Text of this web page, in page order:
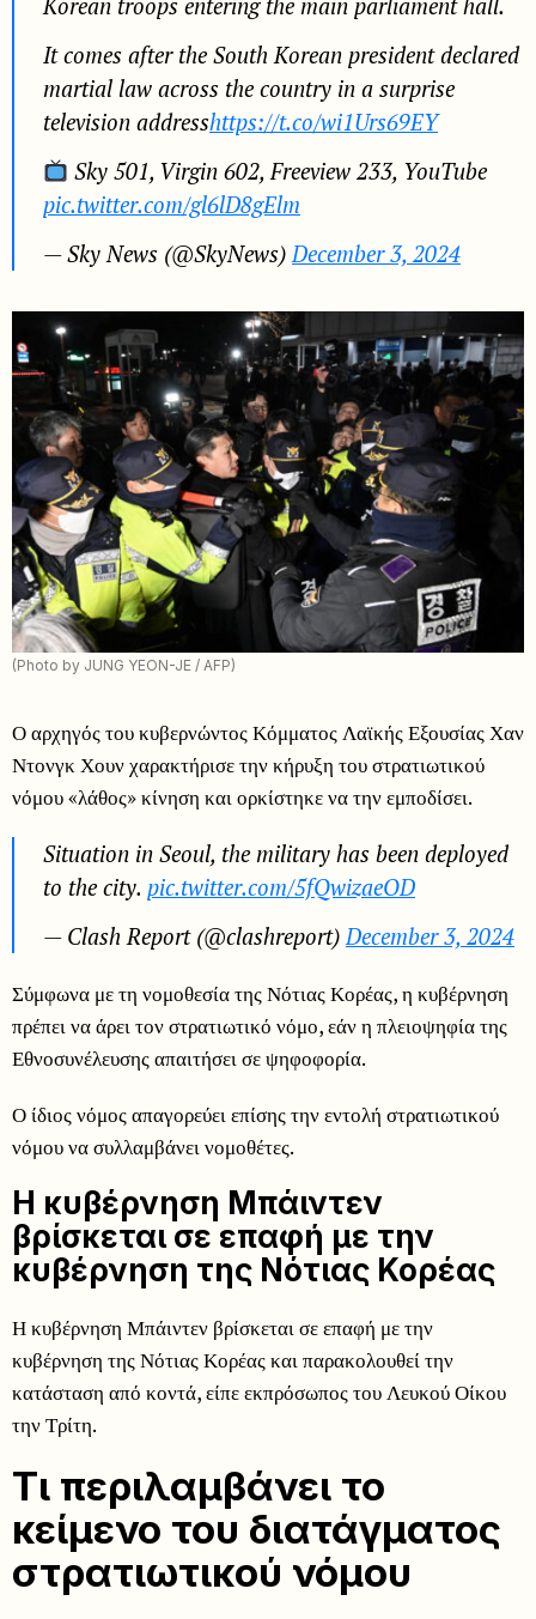
It comes after the South Korean president declared
martial law across the country in a surprise
television addresshttps://t.co/wi1Urs69EY
Sky 501, Virgin 602, Freeview 233, YouTube
pic.twitter.com/gl6lD8gElm
— Sky News (@SkyNews)December 3, 2024
(Photo by JUNG YEON-JE / AFP)
Ο αρχηγός του κυβερνώντος Κόμματος Λαϊκής Εξουσίας Χαν
Ντονγκ Χουν χαρακτήρισε την κήρυξη του στρατιωτικού
νόμου «λάθος» κίνηση και ορκίστηκε να την εμποδίσει.
Situation in Seoul, the military has been deployed
to the city. pic.twitter.com/5fQwizaeOD
— Clash Report (@clashreport)December 3, 2024
Σύμφωνα με τη νομοθεσία της Νότιας Κορέας, η κυβέρνηση
πρέπει να άρει τον στρατιωτικό νόμο, εάν η πλειοψηφία της
Εθνοσυνέλευσης απαιτήσει σε ψηφοφορία.
Ο ίδιος νόμος απαγορεύει επίσης την εντολή στρατιωτικού
νόμου να συλλαμβάνει νομοθέτες.
Η κυβέρνηση Μπάιντεν
βρίσκεται σε επαφή με την
κυβέρνηση της Νότιας Κορέας
Η κυβέρνηση Μπάιντεν βρίσκεται σε επαφή με την
κυβέρνηση της Νότιας Κορέας και παρακολουθεί την
κατάσταση από κοντά, είπε εκπρόσωπος του Λευκού Οίκου
την Τρίτη.
Τι περιλαμβάνει το
κείμενο του διατάγματος
στρατιωτικού νόμου